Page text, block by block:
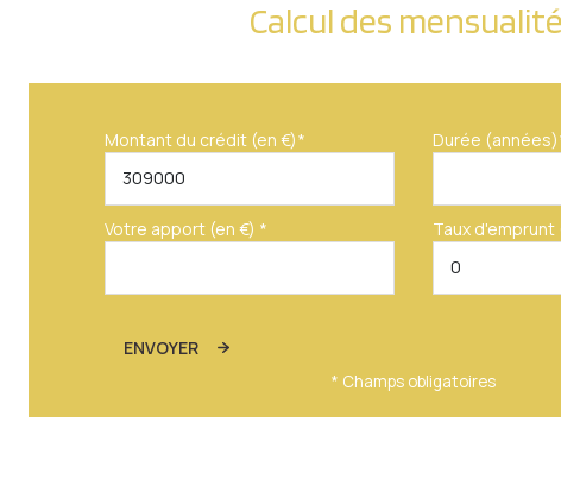
Calcul des
Montant du crédit (en €)* Durée
Votre apport (en €) * Taux d'emprunt
ENVOYER
* Champs obligatoires